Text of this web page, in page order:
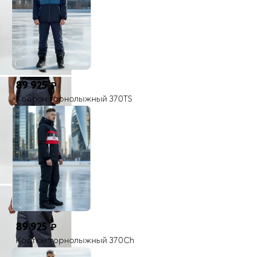
89 925₽
Костюм горнолыжный 370TS
89 925₽
Костюм горнолыжный 370Ch